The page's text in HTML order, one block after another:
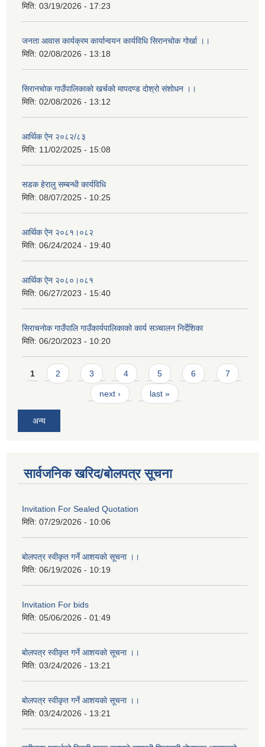
मिति: 03/19/2026 - 17:23
जनता आवास कार्यक्रम कार्यान्वयन कार्यविधि सिरानचोक गोर्खा ।।
मिति: 02/08/2026 - 13:18
सिरानचोक गाउँपालिकाको खर्चको मापदण्ड दोश्रो संशोधन ।।
मिति: 02/08/2026 - 13:12
आर्थिक ऐन २०८२/८३
मिति: 11/02/2025 - 15:08
सडक हेरालु सम्बन्धी कार्यविधि
मिति: 08/07/2025 - 10:25
आर्थिक ऐन २०८१।०८२
मिति: 06/24/2024 - 19:40
आर्थिक ऐन २०८०।०८१
मिति: 06/27/2023 - 15:40
सिराचनोक गाउँपालि गाउँकार्यपालिकाको कार्य सञ्चालन निर्देशिका
मिति: 06/20/2023 - 10:20
Pages
1 2 3 4 5 6 7
next › last »
अन्य
सार्वजनिक खरिद/बोलपत्र सूचना
Invitation For Sealed Quotation
मिति: 07/29/2026 - 10:06
बोलपत्र स्वीकृत गर्ने आशयको सूचना ।।
मिति: 06/19/2026 - 10:19
Invitation For bids
मिति: 05/06/2026 - 01:49
बोलपत्र स्वीकृत गर्ने आशयको सूचना ।।
मिति: 03/24/2026 - 13:21
बोलपत्र स्वीकृत गर्ने आशयको सूचना ।।
मिति: 03/24/2026 - 13:21